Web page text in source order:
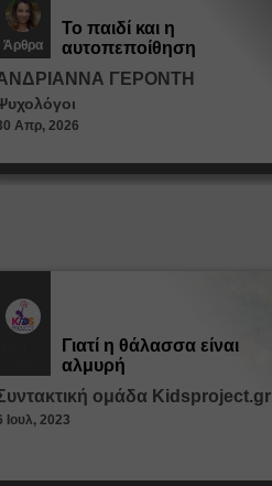
Άρθρα
Το παιδί και η
αυτοπεποίθηση
ΓΕΡΟΝΤΗ
Απρ, 2026
Γιατί η θάλασσα είναι
αλμυρή
ομάδα Kidsproject.gr
Ιουλ, 2023